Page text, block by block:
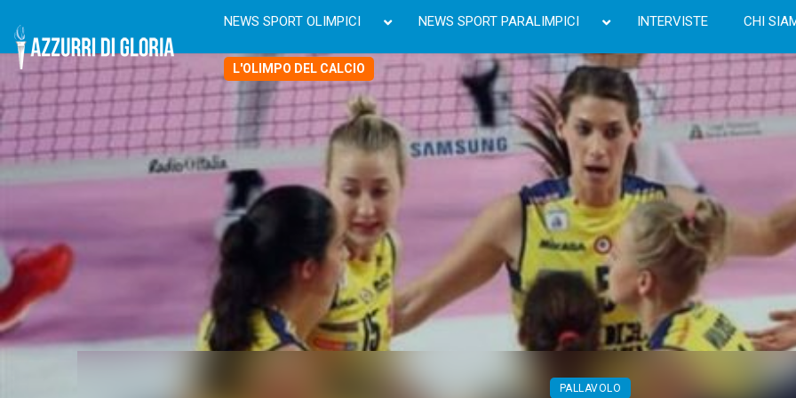
NEWS SPORT OLIMPICI NEWS SPORT PARALIMPICI INTERVISTE CHI
L'OLIMPO DEL CALCIO
PALLAVOLO